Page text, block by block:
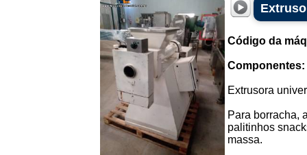
Código da
Componentes:
Extrusora
Para borracha,
palitinhos
massa.